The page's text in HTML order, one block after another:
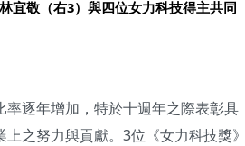
宜敬（右3）與四位女力科技得主共同
逐年增加，特於十週年之際表彰具
之努力與貢獻。3位《女力科技獎》